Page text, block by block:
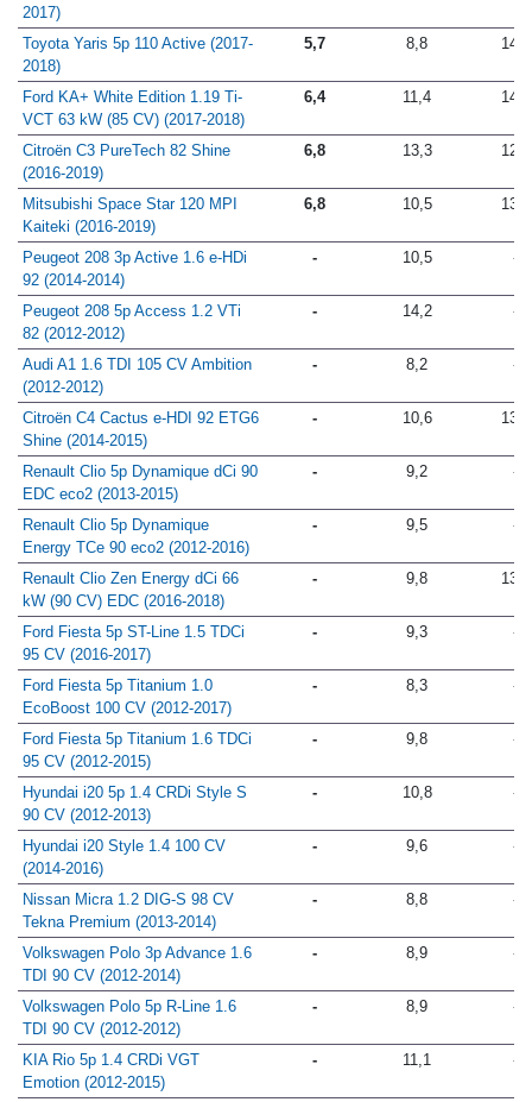
2017)
Toyota Yaris 5p 110 Active (2017-
2018)
5,7 8,8 14,8
Ford KA+ White Edition 1.19 Ti-
VCT 63 kW (85 CV) (2017-2018)
6,4 11,4 14,6
Citroën C3 PureTech 82 Shine
(2016-2019)
6,8 13,3 12,8
Mitsubishi Space Star 120 MPI
Kaiteki (2016-2019)
6,8 10,5 13,6
Peugeot 208 3p Active 1.6 e-HDi
92 (2014-2014)
- 10,5 -
Peugeot 208 5p Access 1.2 VTi
82 (2012-2012)
- 14,2 -
Audi A1 1.6 TDI 105 CV Ambition
(2012-2012)
- 8,2 -
Citroën C4 Cactus e-HDI 92 ETG6
Shine (2014-2015)
- 10,6 13,1
Renault Clio 5p Dynamique dCi 90
EDC eco2 (2013-2015)
- 9,2 -
Renault Clio 5p Dynamique
Energy TCe 90 eco2 (2012-2016)
- 9,5 -
Renault Clio Zen Energy dCi 66
kW (90 CV) EDC (2016-2018)
- 9,8 13,0
Ford Fiesta 5p ST-Line 1.5 TDCi
95 CV (2016-2017)
- 9,3 -
Ford Fiesta 5p Titanium 1.0
EcoBoost 100 CV (2012-2017)
- 8,3 -
Ford Fiesta 5p Titanium 1.6 TDCi
95 CV (2012-2015)
- 9,8 -
Hyundai i20 5p 1.4 CRDi Style S
90 CV (2012-2013)
- 10,8 -
Hyundai i20 Style 1.4 100 CV
(2014-2016)
- 9,6 -
Nissan Micra 1.2 DIG-S 98 CV
Tekna Premium (2013-2014)
- 8,8 -
Volkswagen Polo 3p Advance 1.6
TDI 90 CV (2012-2014)
- 8,9 -
Volkswagen Polo 5p R-Line 1.6
TDI 90 CV (2012-2012)
- 8,9 -
KIA Rio 5p 1.4 CRDi VGT
Emotion (2012-2015)
- 11,1 -